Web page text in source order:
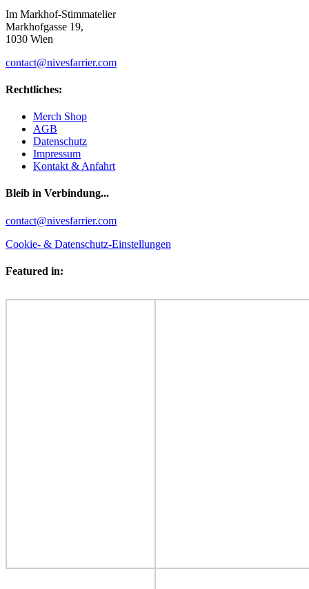
Im Markhof-Stimmatelier
Markhofgasse 19,
1030 Wien
contact@nivesfarrier.com
Rechtliches:
Merch Shop
AGB
Datenschutz
Impressum
Kontakt & Anfahrt
Bleib in Verbindung...
Facebook
YouTube
Instagram
contact@nivesfarrier.com
Cookie- & Datenschutz-Einstellungen
Featured in: